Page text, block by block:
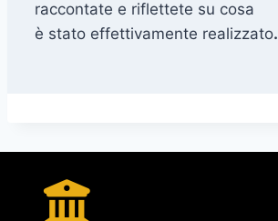
raccontate e riflettete su cosa
è stato effettivamente realizzato.